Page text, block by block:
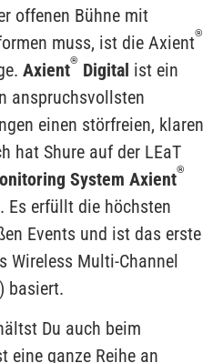
offenen Bühne mit
muss, ist die Axient®
Axient® Digital ist ein
anspruchsvollsten
einen störfreien, klaren
hat Shure auf der LEaT
System Axient®
Es erfüllt die höchsten
Events und ist das erste
Wireless Multi-Channel
) basiert.
Du auch beim
eine ganze Reihe an